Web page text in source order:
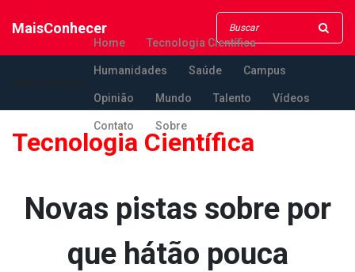
MaisConhecer
Home Tecnologia Científica
Humanidades Saúde Campus
Opinião Mundo Talento Vídeos
Contato Sobre
Tecnologia Científica
Novas pistas sobre por
que hátão pouca